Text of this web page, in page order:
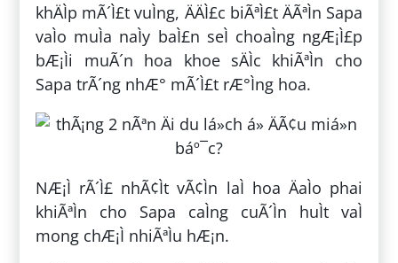
khÄÌp mÃ´Ì£t vuÌng, ÄÄÌ£c biÃªÌ£t ÄÃªÌn Sapa
vaÌo muÌa naÌy baÌ£n seÌ choaÌng ngÆ¡Ì£p
bÆ¡Ìi muÃ´n hoa khoe sÄÌc khiÃªÌn cho
Sapa trÃ´ng nhÆ° mÃ´Ì£t rÆ°Ìng hoa.
NÆ¡Ì rÃ´Ì£ nhÃ¢Ìt vÃ¢Ìn laÌ hoa ÄaÌo phai
khiÃªÌn cho Sapa caÌng cuÃ´Ìn huÌt vaÌ
mong chÆ¡Ì nhiÃªÌu hÆ¡n.